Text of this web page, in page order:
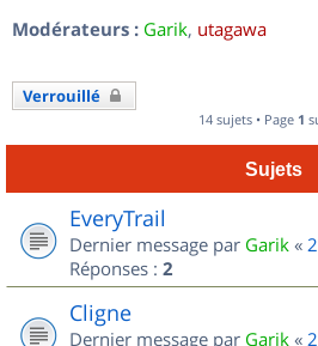
Modérateurs : Garik, utagawa
Verrouillé
14 sujets • Page 1
Sujets
EveryTrail
Dernier message par Garik «
Réponses : 2
Cligne
Dernier message par Garik «